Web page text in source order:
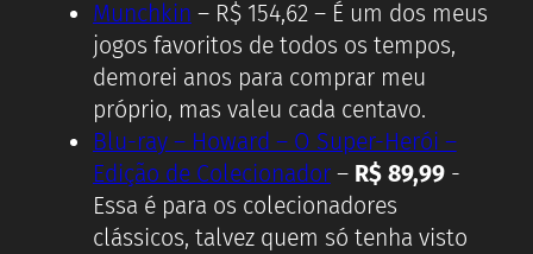
Munchkin – R$ 154,62 – É um dos meus
jogos favoritos de todos os tempos,
demorei anos para comprar meu
próprio, mas valeu cada centavo.
Blu-ray – Howard – O Super-Herói –
Edição de Colecionador– R$ 89,99-
Essa é para os colecionadores
clássicos, talvez quem só tenha visto